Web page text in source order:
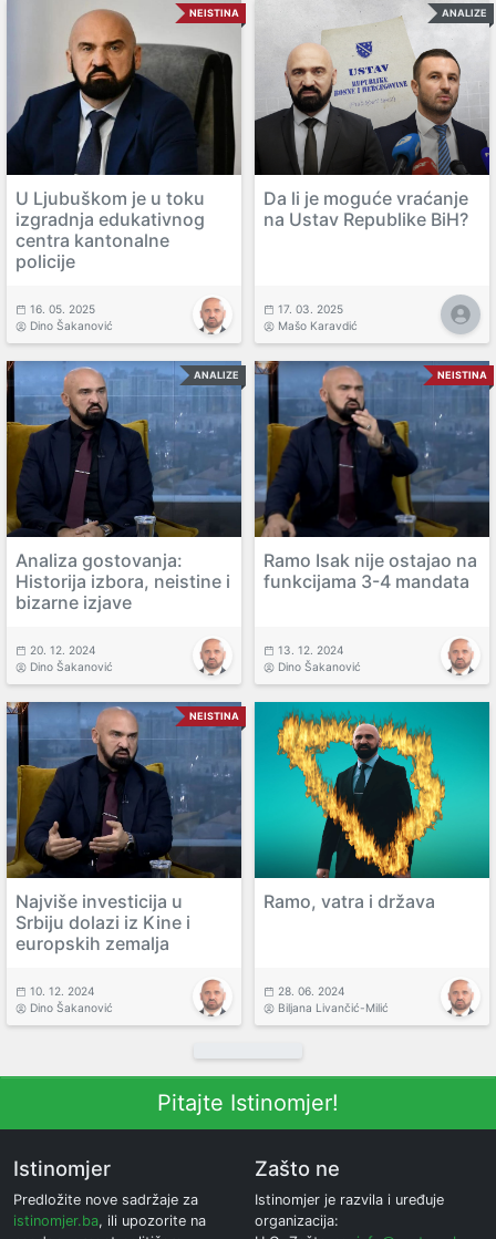
NEISTINA
U Ljubuškom je u toku
izgradnja edukativnog
centra kantonalne
policije
16. 05. 2025
Dino Šakanović
ANALIZE
Da li je moguće vraćanje
na Ustav Republike BiH?
17. 03. 2025
Mašo Karavdić
ANALIZE
Analiza gostovanja:
Historija izbora, neistine i
bizarne izjave
20. 12. 2024
Dino Šakanović
NEISTINA
Ramo Isak nije ostajao na
funkcijama 3-4 mandata
13. 12. 2024
Dino Šakanović
NEISTINA
Najviše investicija u
Srbiju dolazi iz Kine i
europskih zemalja
10. 12. 2024
Dino Šakanović
Ramo, vatra i država
28. 06. 2024
Biljana Livančić-Milić
Pitajte Istinomjer!
Istinomjer
Predložite nove sadržaje za
istinomjer.ba, ili upozorite na
Zašto ne
Istinomjer je razvila i uređuje
organizacija: